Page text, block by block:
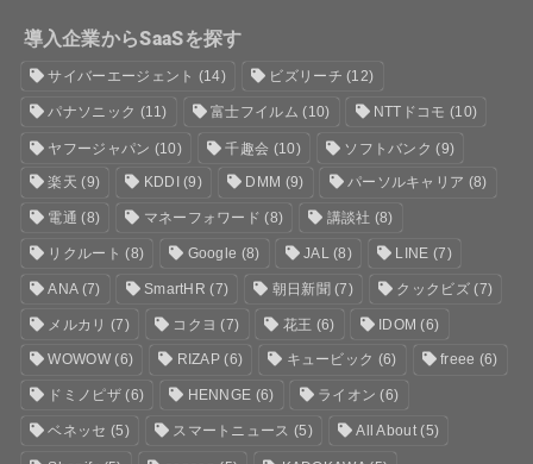
導入企業からSaaSを探す
サイバーエージェント (14) ビズリーチ (12)
パナソニック (11) 富士フイルム (10) NTTドコモ (10)
ヤフージャパン (10) 千趣会 (10) ソフトバンク (9)
楽天 (9) KDDI (9) DMM (9) パーソルキャリア (8)
電通 (8) マネーフォワード (8) 講談社 (8)
リクルート (8) Google (8) JAL(8) LINE (7)
ANA(7) SmartHR (7) 朝日新聞 (7) クックビズ(7)
メルカリ (7) コクヨ (7) 花王 (6) IDOM (6)
WOWOW(6) RIZAP (6) キュービック (6) freee (6)
ドミノピザ(6) HENNGE (6) ライオン (6)
ベネッセ (5) スマートニュース (5) All About(5)